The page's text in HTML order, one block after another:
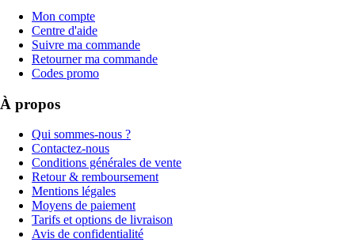
Mon compte
Centre d'aide
Suivre ma commande
Retourner ma commande
Codes promo
À propos
Qui sommes-nous ?
Contactez-nous
Conditions générales de vente
Retour & remboursement
Mentions légales
Moyens de paiement
Tarifs et options de livraison
Avis de confidentialité